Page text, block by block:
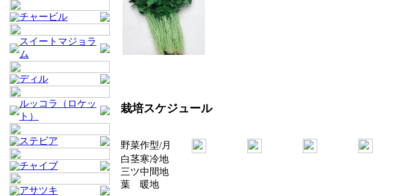
チャービル
スイートマジョラ
ム
ディル
ルッコラ（ロケッ
ト）
ステビア
チャイブ
アサツキ
栽培スケジュール
野菜作型/月
白茎
三ツ
葉
寒冷地
中間地
暖地